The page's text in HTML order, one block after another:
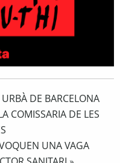
DE BARCELONA
COMISSARIA DE LES
UNA VAGA